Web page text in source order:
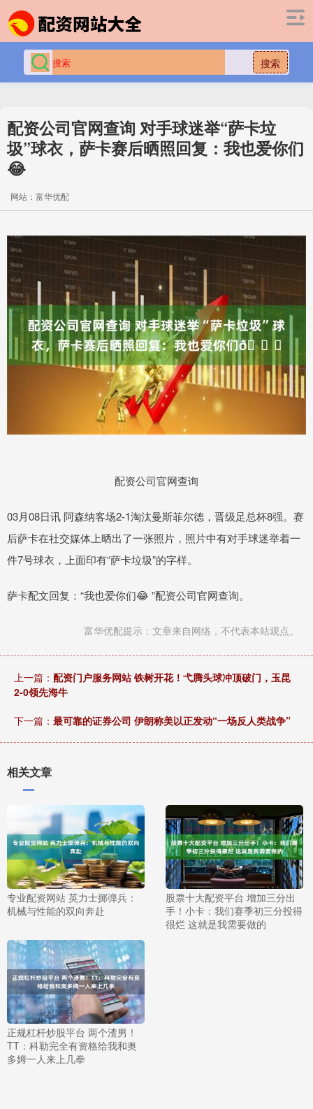
搜索
配资公司官网查询 对手球迷举“萨卡垃
圾”球衣，萨卡赛后晒照回复：我也爱你们
😂
网站：富华优配
配资公司官网查询
03月08日讯 阿森纳客场2-1淘汰曼斯菲尔德，晋级足总杯8强。赛
后萨卡在社交媒体上晒出了一张照片，照片中有对手球迷举着一
件7号球衣，上面印有“萨卡垃圾”的字样。
萨卡配文回复：“我也爱你们😂 ”配资公司官网查询。
富华优配提示：文章来自网络，不代表本站观点。
上一篇： 配资门户服务网站 铁树开花！弋腾头球冲顶破门，玉昆
2-0领先海牛
下一篇： 最可靠的证券公司 伊朗称美以正发动“一场反人类战争”
相关文章
专业配资网站 英力士掷弹兵：
机械与性能的双向奔赴
股票十大配资平台 增加三分出
手！小卡：我们赛季初三分投得
很烂 这就是我需要做的
正规杠杆炒股平台 两个渣男！
TT：科勒完全有资格给我和奥
多姆一人来上几拳